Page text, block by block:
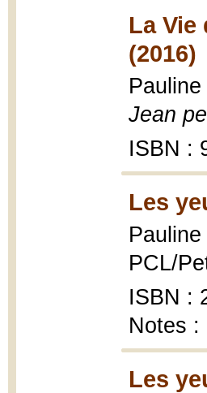
La Vie
(2016)
Jean
ISBN :
Les
PCL/
ISBN :
Notes :
Les